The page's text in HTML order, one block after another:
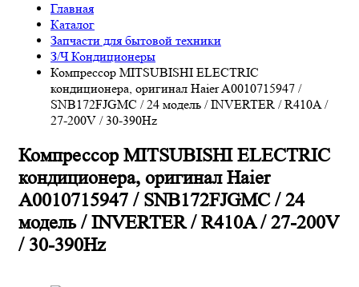
Главная
Каталог
Запчасти для бытовой техники
З/Ч Кондиционеры
Компрессор MITSUBISHI ELECTRIC
кондиционера, оригинал Haier A0010715947 /
SNB172FJGMC / 24 модель / INVERTER / R410A /
27-200V / 30-390Hz
Компрессор MITSUBISHI ELECTRIC
кондиционера, оригинал Haier
A0010715947 / SNB172FJGMC / 24
модель / INVERTER / R410A / 27-200V
/ 30-390Hz